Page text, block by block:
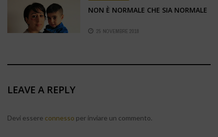
NON È NORMALE CHE SIA NORMALE
25 NOVEMBRE 2018
LEAVE A REPLY
Devi essere connesso per inviare un commento.